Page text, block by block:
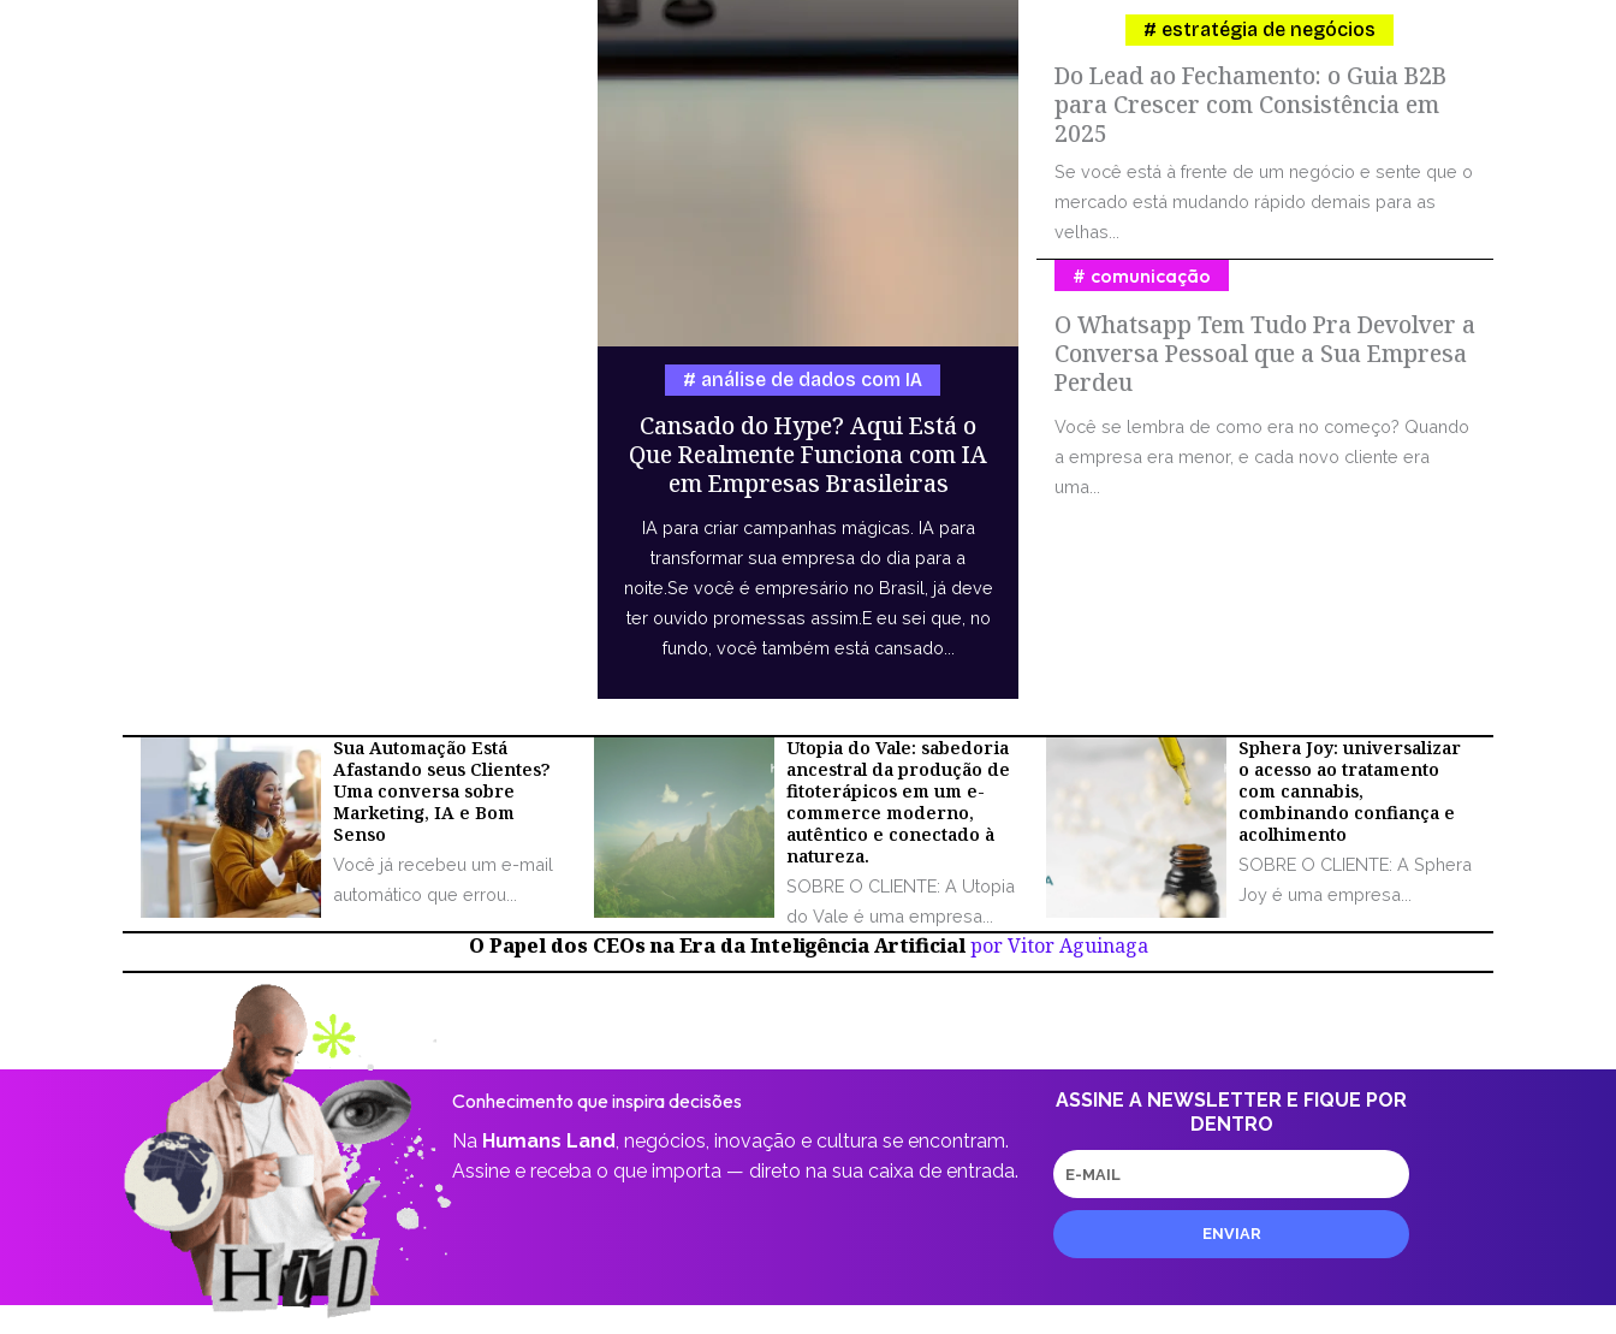
Cansado do Hype? Aqui Está o
Que Realmente Funciona com IA
em Empresas Brasileiras
análise de dados com IA
IA para criar campanhas mágicas. IA para
transformar sua empresa do dia para a
noite.Se você é empresário no Brasil, já deve
ter ouvido promessas assim.E eu sei que, no
fundo, você também está cansado...
Do Lead ao Fechamento: o Guia B2B
para Crescer com Consistência em
2025
estratégia de negócios
Se você está à frente de um negócio e sente que o
mercado está mudando rápido demais para as
velhas...
O Whatsapp Tem Tudo Pra Devolver a
Conversa Pessoal que a Sua Empresa
Perdeu
comunicação
Você se lembra de como era no começo? Quando
a empresa era menor, e cada novo cliente era
uma...
Sua Automação Está
Afastando seus Clientes?
Uma conversa sobre
Marketing, IA e Bom
Senso
Você já recebeu um e-mail
automático que errou...
Utopia do Vale: sabedoria
ancestral da produção de
fitoterápicos em um e-
commerce moderno,
autêntico e conectado à
natureza.
SOBRE O CLIENTE: A Utopia
do Vale é uma empresa...
Sphera Joy: universalizar
o acesso ao tratamento
com cannabis,
combinando confiança e
acolhimento
SOBRE O CLIENTE: A Sphera
Joy é uma empresa...
O Papel dos CEOs na Era da Inteligência Artificialpor Vitor Aguinaga
Conhecimento que inspira decisões
Na Humans Land, negócios, inovação e cultura se encontram.
Assine e receba o que importa — direto na sua caixa de entrada.
ASSINE A NEWSLETTER E FIQUE POR
DENTRO
E-
mail
ENVIAR